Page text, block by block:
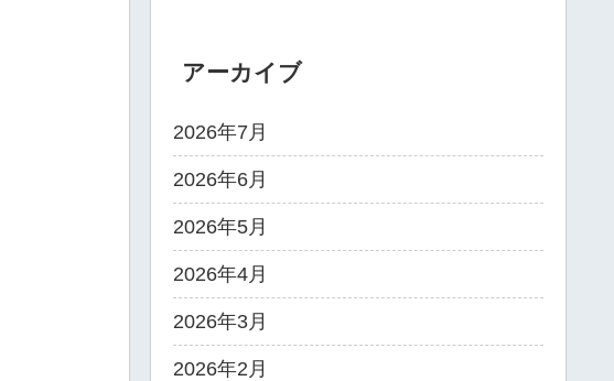
アーカイブ
2026年7月
2026年6月
2026年5月
2026年4月
2026年3月
2026年2月